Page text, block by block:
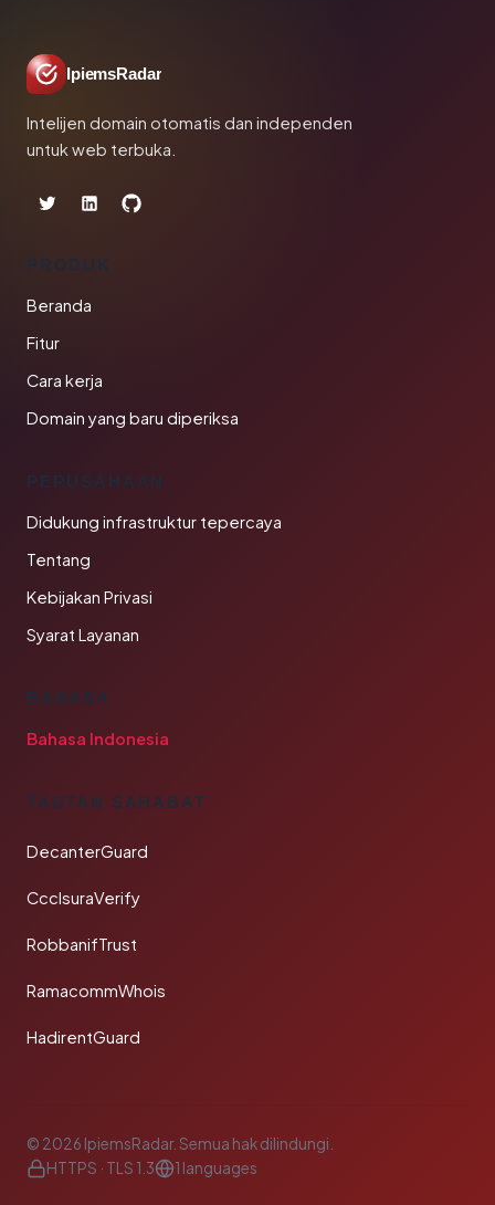
IpiemsRadar
Intelijen domain otomatis dan independen
untuk web terbuka.
PRODUK
Beranda
Fitur
Cara kerja
Domain yang baru diperiksa
PERUSAHAAN
Didukung infrastruktur tepercaya
Tentang
Kebijakan Privasi
Syarat Layanan
BAHASA
Bahasa Indonesia
TAUTAN SAHABAT
DecanterGuard
CcclsuraVerify
RobbanifTrust
RamacommWhois
HadirentGuard
© 2026 IpiemsRadar. Semua hak dilindungi.
HTTPS · TLS 1.3
1 languages